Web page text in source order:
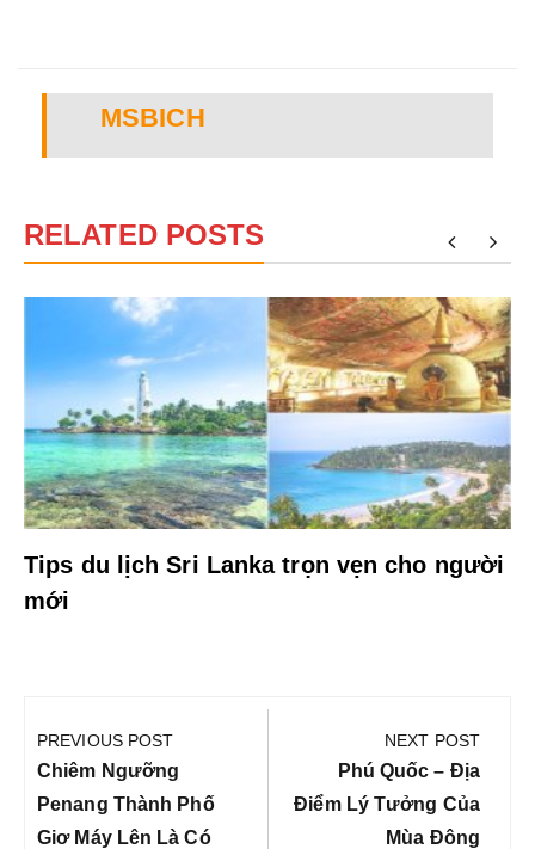
MSBICH
RELATED POSTS
Tips du lịch Sri Lanka trọn vẹn cho người
mới
hướng
bài
viết
PREVIOUS POST
Previous
Post:
Chiêm Ngưỡng
Penang Thành Phố
Giơ Máy Lên Là Có
NEXT POST
Next
Post:
Phú Quốc – Địa
Điểm Lý Tưởng Của
Mùa Đông